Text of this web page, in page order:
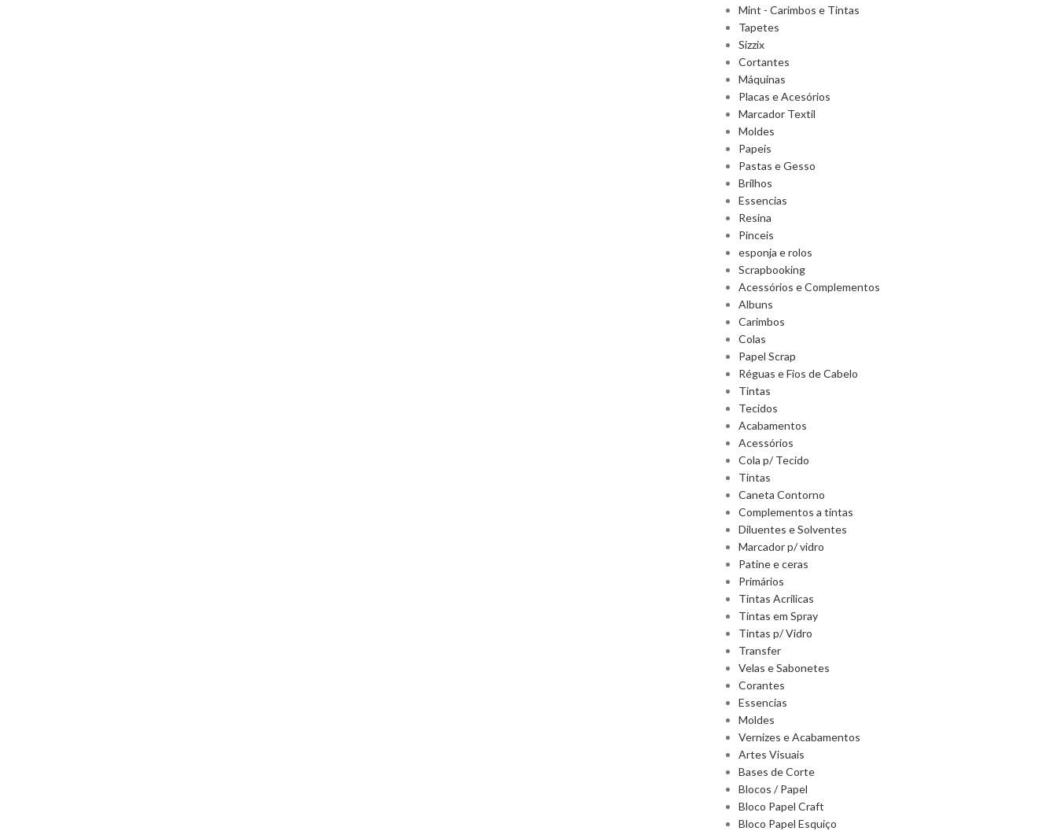
Mint - Carimbos e Tintas
Tapetes
Sizzix
Cortantes
Máquinas
Placas e Acesórios
Marcador Textil
Moldes
Papeis
Pastas e Gesso
Brilhos
Essencias
Resina
Pinceis
esponja e rolos
Scrapbooking
Acessórios e Complementos
Albuns
Carimbos
Colas
Papel Scrap
Réguas e Fios de Cabelo
Tintas
Tecidos
Acabamentos
Acessórios
Cola p/ Tecido
Tintas
Caneta Contorno
Complementos a tintas
Diluentes e Solventes
Marcador p/ vidro
Patine e ceras
Primários
Tintas Acrilicas
Tintas em Spray
Tintas p/ Vidro
Transfer
Velas e Sabonetes
Corantes
Essencias
Moldes
Vernizes e Acabamentos
Artes Visuais
Bases de Corte
Blocos / Papel
Bloco Papel Craft
Bloco Papel Esquiço